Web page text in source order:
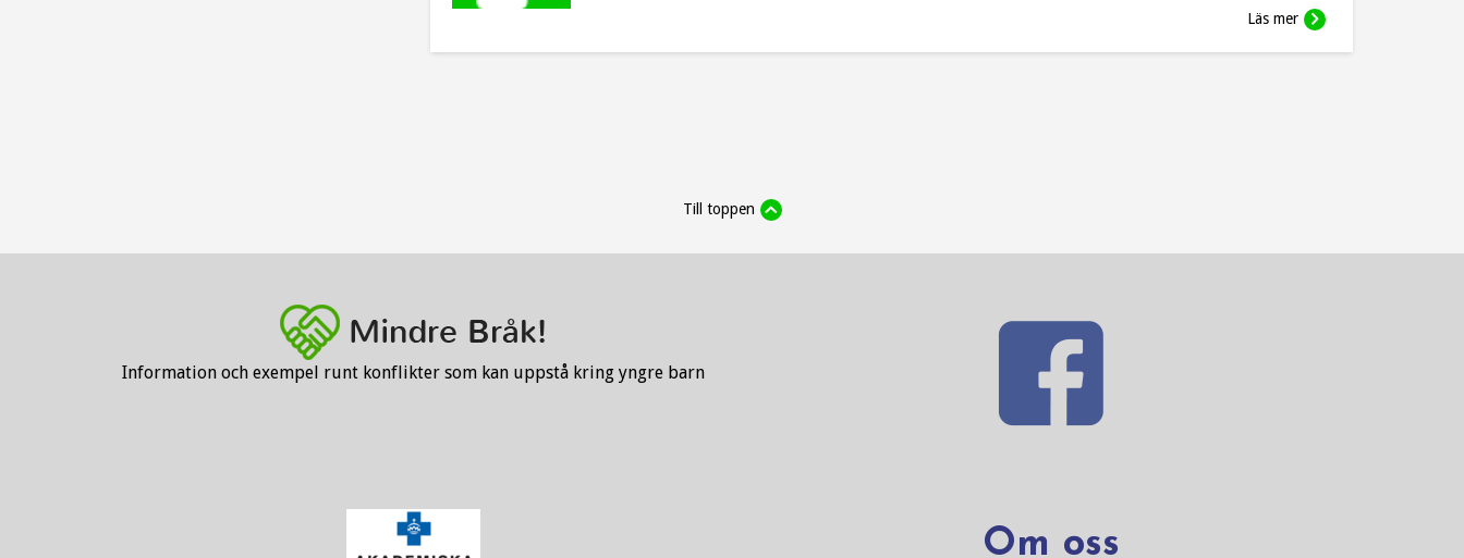
Läs mer
Till toppen
Information och exempel runt konflikter som kan uppstå kring yngre barn
Om oss